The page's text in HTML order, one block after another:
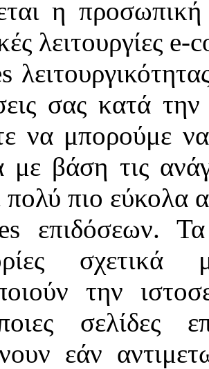
η
λειτουργίες
σας κατά
να μπορούμε
με βάση τις
πολύ πιο εύκολα
επιδόσεων.
την
σελίδες
εάν